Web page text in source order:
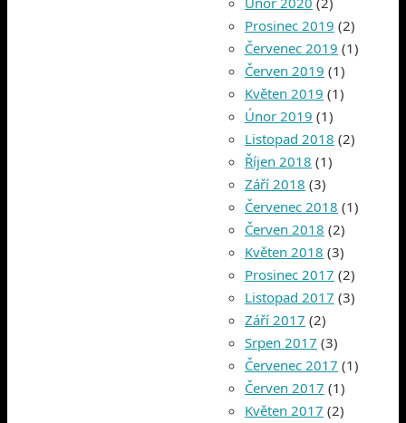
Prosinec 2019 (2)
Červenec 2019 (1)
Červen 2019 (1)
Květen 2019 (1)
Únor 2019 (1)
Listopad 2018 (2)
Říjen 2018 (1)
Září 2018 (3)
Červenec 2018 (1)
Červen 2018 (2)
Květen 2018 (3)
Prosinec 2017 (2)
Listopad 2017 (3)
Září 2017 (2)
Srpen 2017 (3)
Červenec 2017 (1)
Červen 2017 (1)
Květen 2017 (2)